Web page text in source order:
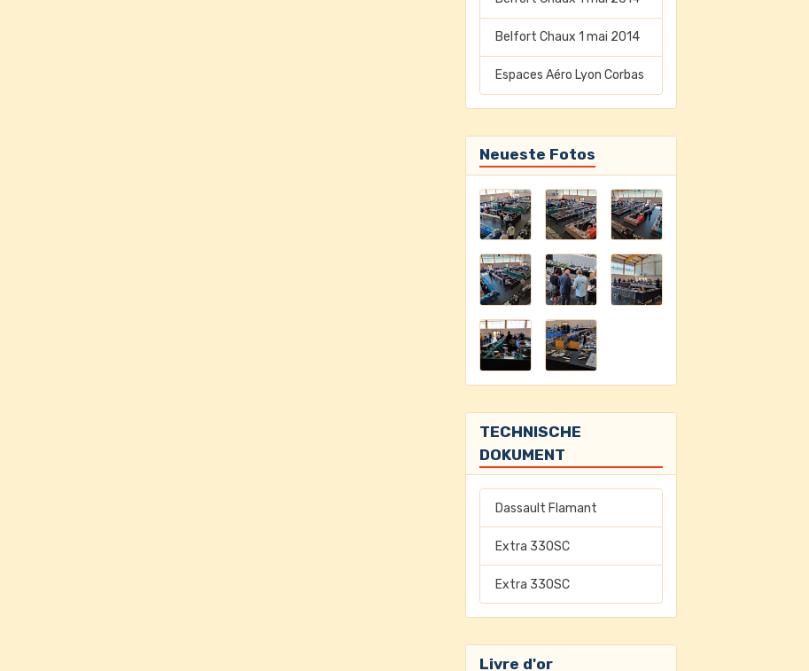
Belfort Chaux 1 mai 2014
Espaces Aéro Lyon Corbas
Neueste Fotos
TECHNISCHE
DOKUMENT
Dassault Flamant
Extra 330SC
Extra 330SC
Livre d'or